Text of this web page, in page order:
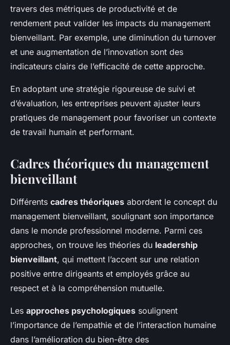
travers des métriques de productivité et de
rendement peut valider les impacts du management
bienveillant. Par exemple, une diminution du turnover
et une augmentation de l’innovation sont des
indicateurs clairs de l’efficacité de cette approche.
En adoptant une stratégie rigoureuse de suivi et
d’évaluation, les entreprises peuvent ajuster leurs
pratiques de management pour favoriser un contexte
de travail humain et performant.
Cadres théoriques du management
bienveillant
Différents cadres théoriques abordent le concept du
management bienveillant, soulignant son importance
dans le monde professionnel moderne. Parmi ces
approches, on trouve les théories du leadership
bienveillant, qui mettent l’accent sur une relation
positive entre dirigeants et employés grâce au
respect et à la compréhension mutuelle.
Les approches psychologiques soulignent
l’importance de l’empathie et de l’interaction humaine
dans l’amélioration du bien-être des